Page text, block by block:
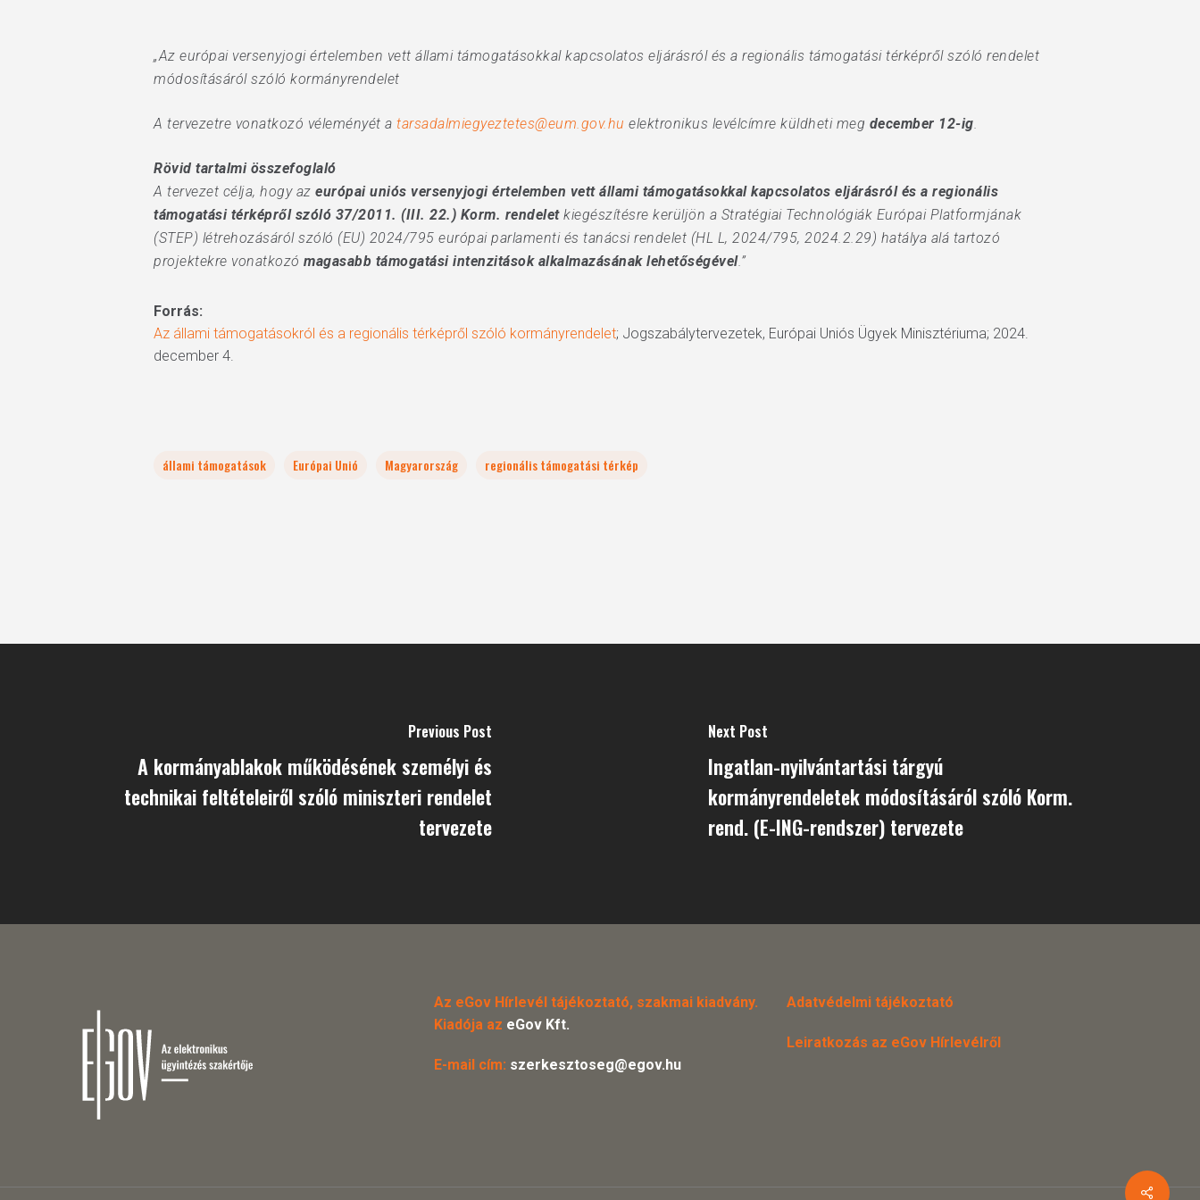
„Az európai versenyjogi értelemben vett állami támogatásokkal kapcsolatos eljárásról és a regionális támogatási térképről szóló rendelet
módosításáról szóló kormányrendelet
A tervezetre vonatkozó véleményét a tarsadalmiegyeztetes@eum.gov.hu elektronikus levélcímre küldheti meg december 12-ig.
Rövid tartalmi összefoglaló
A tervezet célja, hogy az európai uniós versenyjogi értelemben vett állami támogatásokkal kapcsolatos eljárásról és a regionális
támogatási térképről szóló 37/2011. (III. 22.) Korm. rendeletkiegészítésre kerüljön a Stratégiai Technológiák Európai Platformjának
(STEP) létrehozásáról szóló (EU) 2024/795 európai parlamenti és tanácsi rendelet (HL L, 2024/795, 2024.2.29) hatálya alá tartozó
projektekre vonatkozó magasabb támogatási intenzitások alkalmazásának lehetőségével.”
Forrás:
Az állami támogatásokról és a regionális térképről szóló kormányrendelet; Jogszabálytervezetek, Európai Uniós Ügyek Minisztériuma; 2024.
december 4.
állami támogatások Európai Unió Magyarország regionális támogatási térkép
Previous Post
A kormányablakok működésének személyi és
technikai feltételeiről szóló miniszteri rendelet
tervezete
Next Post
Ingatlan-nyilvántartási tárgyú
kormányrendeletek módosításáról szóló Korm.
rend. (E-ING-rendszer) tervezete
Az eGov Hírlevél tájékoztató, szakmai kiadvány.
Kiadója az eGov Kft.
E-mail cím: szerkesztoseg@egov.hu
Adatvédelmi tájékoztató
Leiratkozás az eGov Hírlevélről